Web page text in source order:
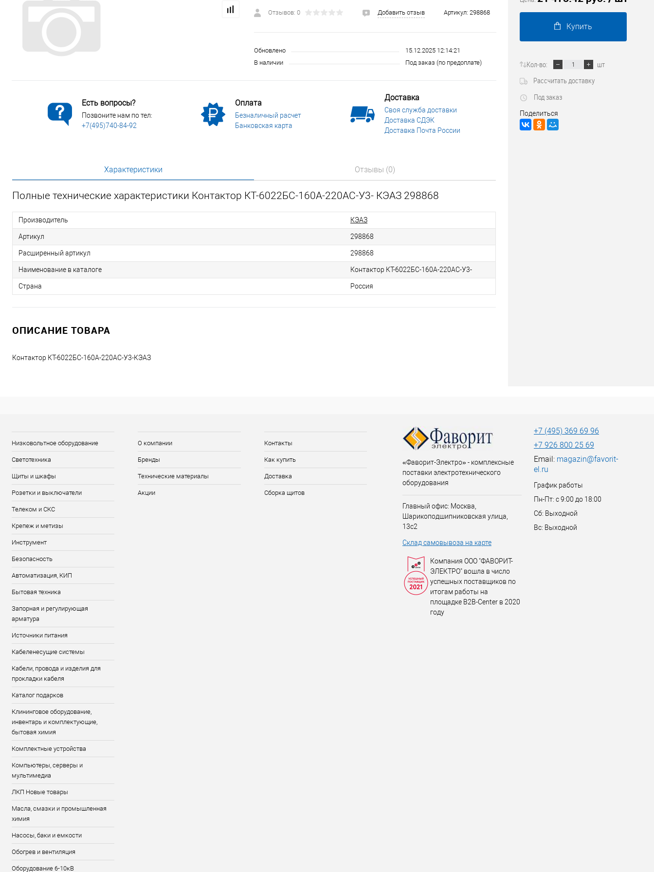
Сопутствующие товары Спецодежда и СИЗ
Электромонтажные изделия
Отзывов: 0 Добавить отзыв Артикул: 298868
Обновлено
15.12.2025 12:14:21
В наличии
Под заказ (по предоплате)
Есть вопросы?
Позвоните нам по тел:
+7(495)740-84-92
Оплата
Безналичный расчет
Банковская карта
Доставка
Своя служба доставки
Доставка СДЭК
Доставка Почта России
Характеристики Отзывы (0)
Полные технические характеристики Контактор КТ-6022БС-160А-220AC-У3- КЭАЗ 298868
Производитель КЭАЗ
Артикул 298868
Расширенный артикул 298868
Наименование в каталоге Контактор КТ-6022БС-160А-220AC-У3-
Страна Россия
ОПИСАНИЕ ТОВАРА
Контактор КТ-6022БС-160А-220AC-У3-КЭАЗ
Купить
Кол-во:
шт
Рассчитать доставку
Под заказ
Поделиться
Низковольтное оборудование
Светотехника
Щиты и шкафы
Розетки и выключатели
Телеком и СКС
Крепеж и метизы
Инструмент
Безопасность
Автоматизация, КИП
Бытовая техника
Запорная и регулирующая
арматура
Источники питания
Кабеленесущие системы
Кабели, провода и изделия для
прокладки кабеля
Каталог подарков
Клининговое оборудование,
инвентарь и комплектующие,
бытовая химия
Комплектные устройства
Компьютеры, серверы и
мультимедиа
ЛКП Новые товары
Масла, смазки и промышленная
химия
Насосы, баки и емкости
Обогрев и вентиляция
Оборудование 6-10кВ
О компании
Бренды
Технические материалы
Акции
Контакты
Как купить
Доставка
Сборка щитов
«Фаворит-Электро» - комплексные
поставки электротехнического
оборудования
Главный офис: Москва,
Шарикоподшипниковская улица,
13с2
Склад самовывоза на карте
Компания ООО "ФАВОРИТ-
ЭЛЕКТРО" вошла в число
успешных поставщиков по
итогам работы на
площадке B2B-Center в 2020
году
+7 (495) 369 69 96
+7 926 800 25 69
Email: magazin@favorit-
el.ru
График работы
Пн-Пт: с 9:00 до 18:00
Сб: Выходной
Вс: Выходной